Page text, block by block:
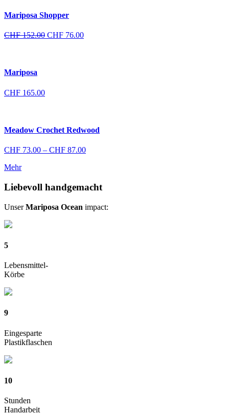
Mariposa Shopper
CHF152.00 Ursprünglicher
CHF 76.00Aktueller
Mariposa
CHF 165.00
Meadow Crochet Redwood
CHF 73.00 – CHF 87.00Preisspanne:
Mehr
Liebevoll handgemacht
UnserMariposa Ocean impact:
5
Lebensmittel-
Körbe
9
Eingesparte
Plastikflaschen
10
Stunden
Handarbeit